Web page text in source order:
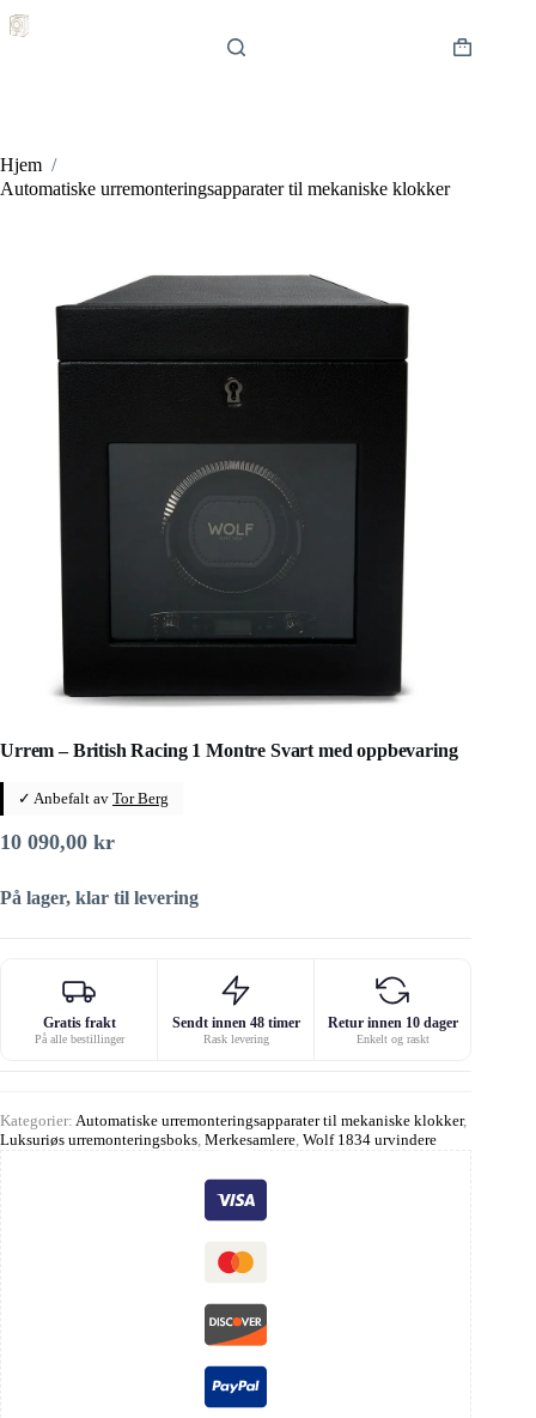
til
Hjem /
Automatiske urremonteringsapparater til mekaniske klokker
Urrem – British Racing 1 Montre Svart med oppbevaring
✓ Anbefalt av Tor Berg
10 090,00 kr
På lager, klar til levering
Gratis frakt
På alle bestillinger
Sendt innen 48 timer
Rask levering
Retur innen 10 dager
Enkelt og raskt
Kategorier: Automatiske urremonteringsapparater til mekaniske klokker,
Luksuriøs urremonteringsboks Merkesamlere Wolf 1834 urvindere